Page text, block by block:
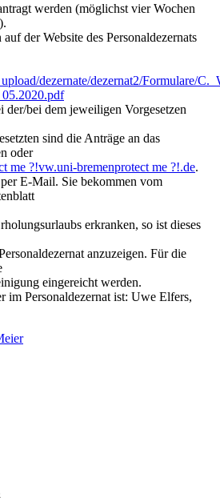
werden (möglichst vier Wochen
der Website des Personaldezernats
dezernate/dezernat2/Formulare/
der/bei dem jeweiligen Vorgesetzen
sind die Anträge an das
oder
me ?!vw.uni-bremenprotect me ?!.de.
E-Mail. Sie bekommen vom
erkranken, so ist dieses
anzuzeigen. Für die
eingereicht werden.
im Personaldezernat ist: Uwe Elfers,